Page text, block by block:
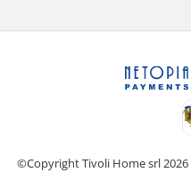
©Copyright Tivoli Home srl 2026